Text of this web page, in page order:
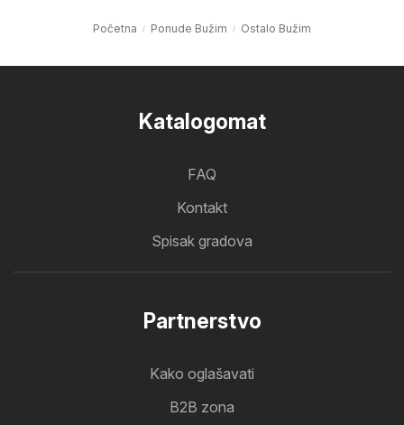
Početna Ponude Bužim Ostalo Bužim
Katalogomat
FAQ
Kontakt
Spisak gradova
Partnerstvo
Kako oglašavati
B2B zona